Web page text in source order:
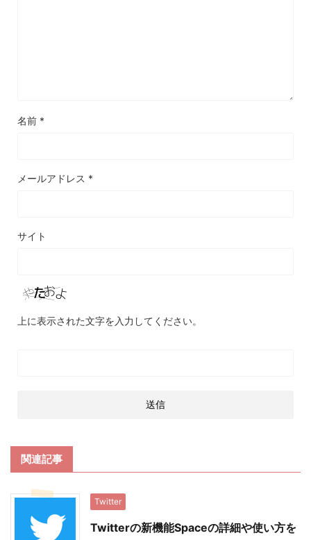
名前 *
メールアドレス *
サイト
上に表示された文字を入力してください。
関連記事
Twitter
Twitterの新機能Spaceの詳細や使い方を